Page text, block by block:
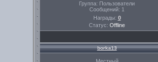
Группа: Пользователи
Сообщений: 1
Награды: 0
Статус: Offline
borka13